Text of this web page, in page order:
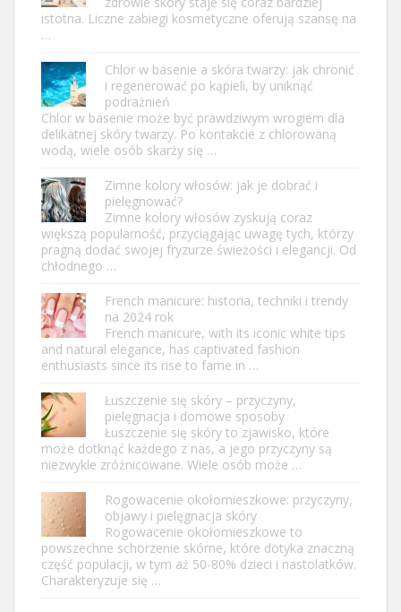
istotna. Liczne zabiegi kosmetyczne oferują szansę na
…
Chlor w basenie a skóra twarzy: jak chronić
i regenerować po kąpieli, by uniknąć
podrażnień
Chlor w basenie może być prawdziwym wrogiem dla
delikatnej skóry twarzy. Po kontakcie z chlorowaną
wodą, wiele osób skarży się …
Zimne kolory włosów: jak je dobrać i
pielęgnować?
Zimne kolory włosów zyskują coraz
większą popularność, przyciągając uwagę tych, którzy
pragną dodać swojej fryzurze świeżości i elegancji. Od
chłodnego …
French manicure: historia, techniki i trendy
na 2024 rok
French manicure, with its iconic white tips
and natural elegance, has captivated fashion
enthusiasts since its rise to fame in …
Łuszczenie się skóry – przyczyny,
pielęgnacja i domowe sposoby
Łuszczenie się skóry to zjawisko, które
może dotknąć każdego z nas, a jego przyczyny są
niezwykle zróżnicowane. Wiele osób może …
Rogowacenie okołomieszkowe: przyczyny,
objawy i pielęgnacja skóry
Rogowacenie okołomieszkowe to
powszechne schorzenie skórne, które dotyka znaczną
część populacji, w tym aż 50-80% dzieci i nastolatków.
Charakteryzuje się …